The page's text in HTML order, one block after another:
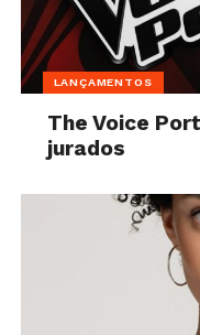
LANÇAMENTOS
The Voice
jurados